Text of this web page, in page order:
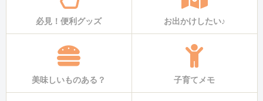
必見！便利グッズ お出かけしたい♪
美味しいものある？ 子育てメモ